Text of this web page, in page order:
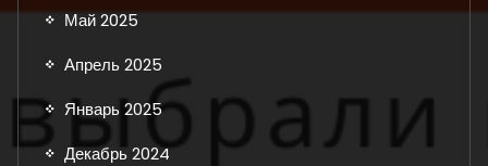
Май 2025
Апрель 2025
Январь 2025
Декабрь 2024